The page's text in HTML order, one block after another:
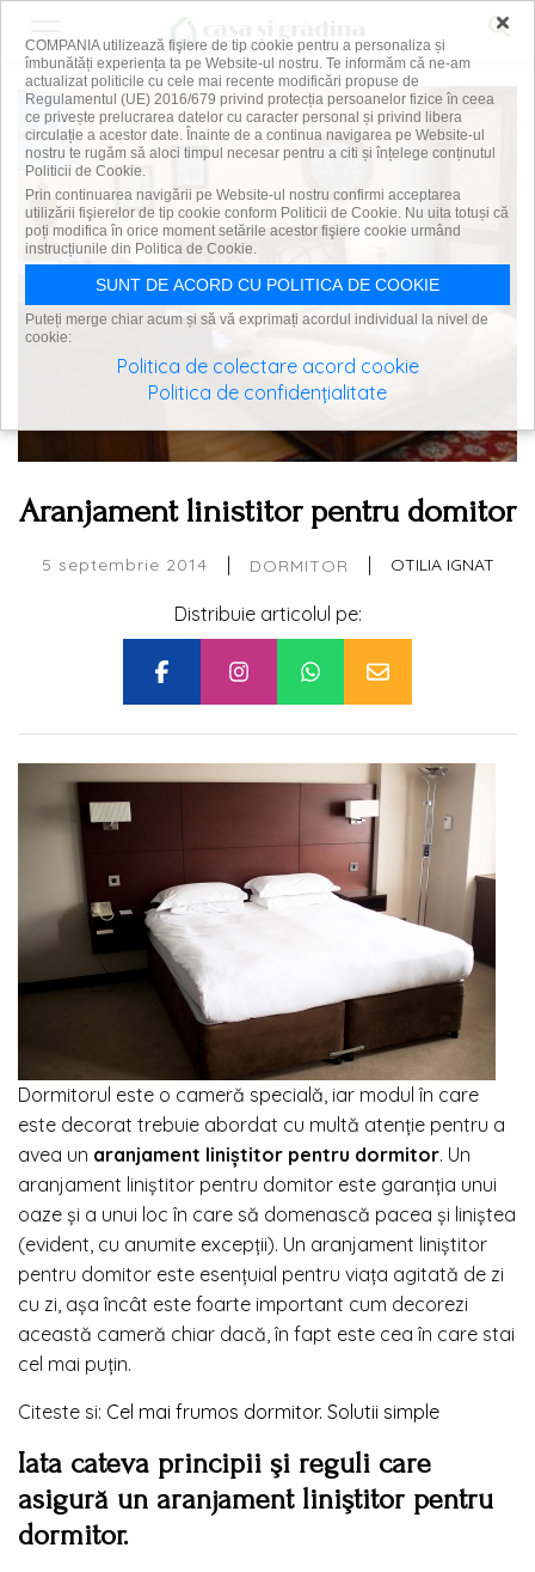
Aranjament linistitor pentru domitor
5 septembrie 2014 | DORMITOR | OTILIA IGNAT
Distribuie articolul pe:
Dormitorul este o cameră specială, iar modul în care
este decorat trebuie abordat cu multă atenţie pentru a
avea un aranjament liniştitor pentru dormitor. Un
aranjament liniștitor pentru domitor este garanţia unui
oaze şi a unui loc în care să domenască pacea şi liniştea
(evident, cu anumite excepţii). Un aranjament liniştitor
pentru domitor este esenţuial pentru viaţa agitată de zi
cu zi, așa încât este foarte important cum decorezi
această cameră chiar dacă, în fapt este cea în care stai
cel mai puţin.
Citeste si: Cel mai frumos dormitor. Solutii simple
Iata cateva principii şi reguli care
asigură un aranjament liniştitor pentru
dormitor.
×
COMPANIA utilizează fişiere de tip cookie pentru a personaliza și
îmbunătăți experiența ta pe Website-ul nostru. Te informăm că ne-am
actualizat politicile cu cele mai recente modificări propuse de
Regulamentul (UE) 2016/679 privind protecția persoanelor fizice în ceea
ce privește prelucrarea datelor cu caracter personal și privind libera
circulație a acestor date. Înainte de a continua navigarea pe Website-ul
nostru te rugăm să aloci timpul necesar pentru a citi și înțelege conținutul
Politicii de Cookie.
Prin continuarea navigării pe Website-ul nostru confirmi acceptarea
utilizării fişierelor de tip cookie conform Politicii de Cookie. Nu uita totuși că
poți modifica în orice moment setările acestor fişiere cookie urmând
instrucțiunile din Politica de Cookie.
SUNT DE ACORD CU POLITICA DE COOKIE
Puteți merge chiar acum și să vă exprimați acordul individual la nivel de
cookie:
Politica de colectare acord cookie
Politica de confidențialitate